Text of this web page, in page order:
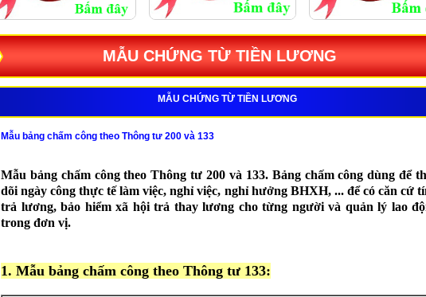
MẪU CHỨNG TỪ TIỀN LƯƠNG
MẪU CHỨNG TỪ TIỀN LƯƠNG
Mẫu bảng chấm công theo Thông tư 200 và 133
Mẫu bảng chấm công theo Thông tư 200 và 133. Bảng chấm công dùng để
dõi ngày công thực tế làm việc, nghỉ việc, nghỉ hưởng BHXH, ... để có căn cứ
trả lương, bảo hiểm xã hội trả thay lương cho từng người và quản lý lao
trong đơn vị.
1. Mẫu bảng chấm công theo Thông tư 133: